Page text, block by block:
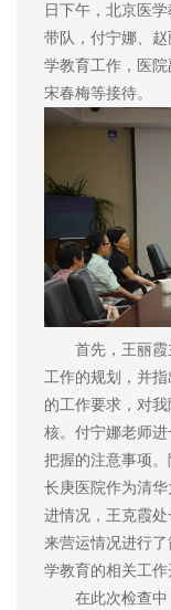
日下午，北京医
带队，付宁娜、
学教育工作，医院
宋春梅等接待。
首先，王丽霞
工作的规划，并
的工作要求，对
核。付宁娜老师
把握的注意事项
长庚医院作为清华
进情况，王克霞
来营运情况进行
学教育的相关工作
在此次检查中